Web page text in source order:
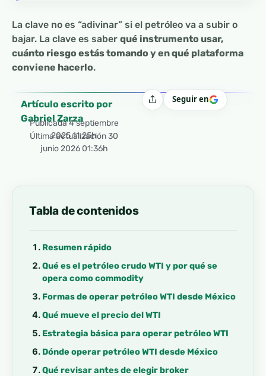
La clave no es “adivinar” si el petróleo va a subir o
bajar. La clave es saber qué instrumento usar,
cuánto riesgo estás tomando y en qué plataforma
conviene hacerlo.
Artículo escrito por
Gabriel Zarza
Publicada 4 septiembre
2025 11:25h
Última actualización 30
junio 2026 01:36h
CompartirSeguir en
Tabla de contenidos
Resumen rápido
Qué es el petróleo crudo WTI y por qué se
opera como commodity
Formas de operar petróleo WTI desde México
Qué mueve el precio del WTI
Estrategia básica para operar petróleo WTI
Dónde operar petróleo WTI desde México
Qué revisar antes de elegir broker